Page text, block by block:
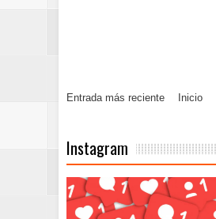
Entrada más reciente Inicio
Instagram